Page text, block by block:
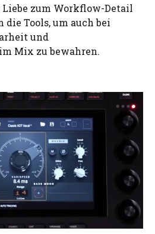
zum Workflow-Detail
Tools, um auch bei
und
Mix zu bewahren.